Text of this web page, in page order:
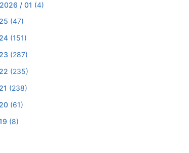
2026 / 01 (4)
(47)
(151)
(287)
(235)
(238)
(61)
(8)